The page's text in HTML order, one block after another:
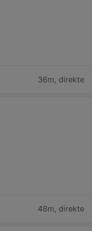
36m, direkte
48m, direkte